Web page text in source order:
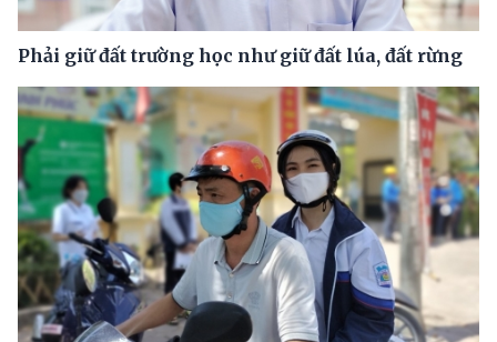
Phải giữ đất trường học như giữ đất lúa, đất rừng